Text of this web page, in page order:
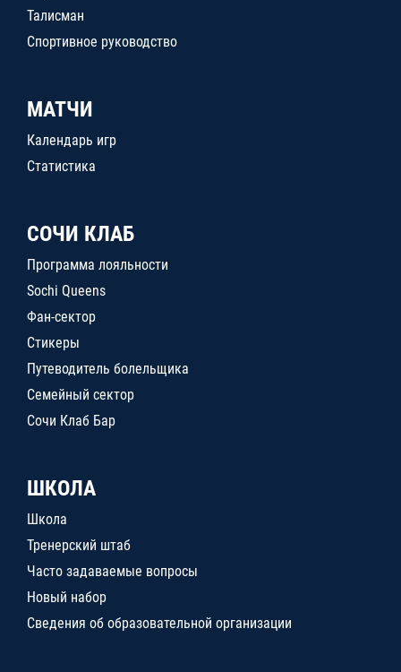
Талисман
Спортивное руководство
МАТЧИ
Календарь игр
Статистика
СОЧИ КЛАБ
Программа лояльности
Sochi Queens
Фан-сектор
Стикеры
Путеводитель болельщика
Семейный сектор
Сочи Клаб Бар
ШКОЛА
Школа
Тренерский штаб
Часто задаваемые вопросы
Новый набор
Сведения об образовательной организации